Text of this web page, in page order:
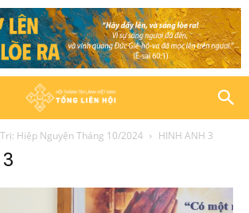
Hiệp Nguyện Tháng 10/2024 HINH ANH 3